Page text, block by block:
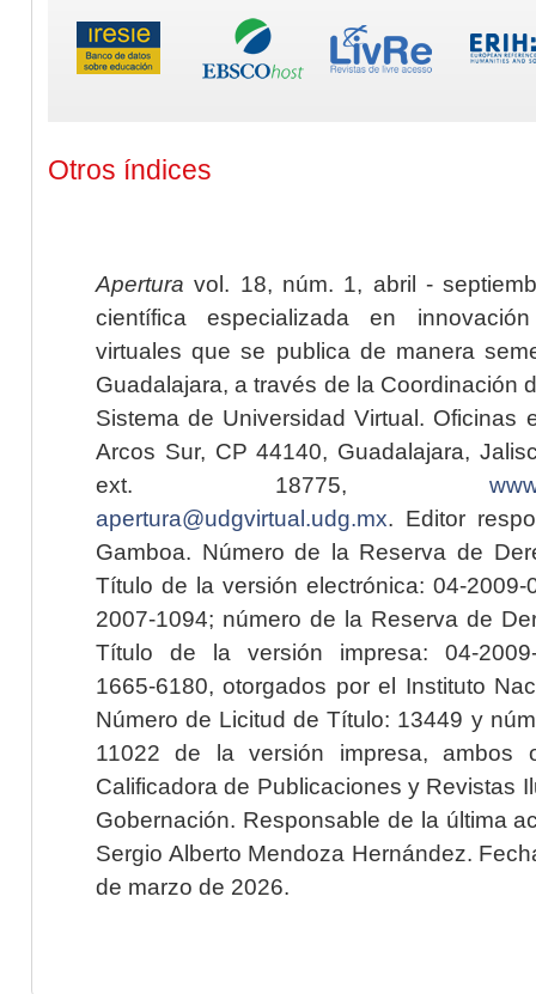
Otros índices
Apertura vol. 18, núm. 1, abril -
científica especializada en
virtuales que se publica de manera
Guadalajara, a través de la Coordinación
Sistema de Universidad Virtual. Oficinas
Arcos Sur, CP 44140, Guadalajara,
ext. 18775,
apertura@udgvirtual.udg.mx. Editor
Gamboa. Número de la Reserva de
Título de la versión electrónica: 04-2009-
2007-1094; número de la Reserva de
Título de la versión impresa: 04-2009-
1665-6180, otorgados por el Instituto
Número de Licitud de Título: 13449 y
11022 de la versión impresa, ambos
Calificadora de Publicaciones y Revistas
Gobernación. Responsable de la última
Sergio Alberto Mendoza Hernández.
de marzo de 2026.